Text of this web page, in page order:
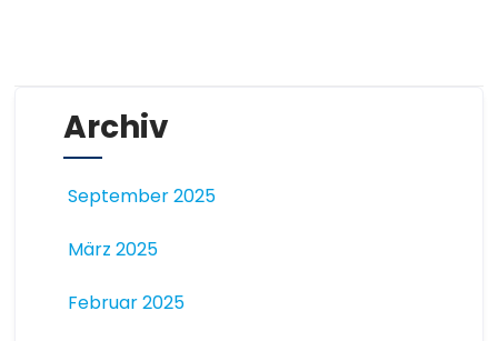
Archiv
September 2025
März 2025
Februar 2025